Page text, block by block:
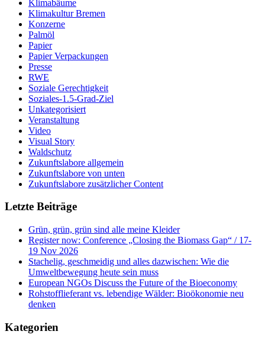
Klimabäume
Klimakultur Bremen
Konzerne
Palmöl
Papier
Papier Verpackungen
Presse
RWE
Soziale Gerechtigkeit
Soziales-1.5-Grad-Ziel
Unkategorisiert
Veranstaltung
Video
Visual Story
Waldschutz
Zukunftslabore allgemein
Zukunftslabore von unten
Zukunftslabore zusätzlicher Content
Letzte Beiträge
Grün, grün, grün sind alle meine Kleider
Register now: Conference „Closing the Biomass Gap“ / 17-
19 Nov 2026
Stachelig, geschmeidig und alles dazwischen: Wie die
Umweltbewegung heute sein muss
European NGOs Discuss the Future of the Bioeconomy
Rohstofflieferant vs. lebendige Wälder: Bioökonomie neu
denken
Kategorien